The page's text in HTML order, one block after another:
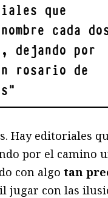
que
cada
dejando por
rosario de
"
Hay editoriales
por el camino
con algo tan
jugar con las